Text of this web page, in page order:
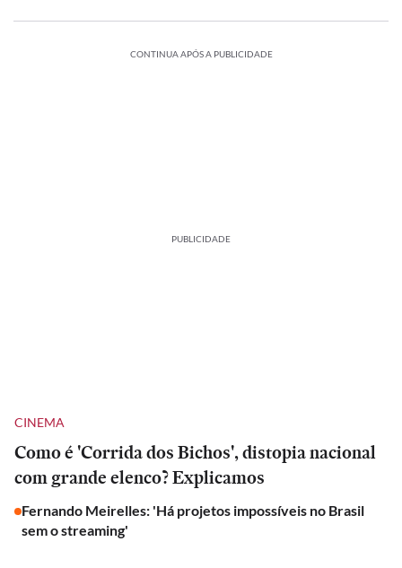
CONTINUA APÓS A PUBLICIDADE
PUBLICIDADE
CINEMA
Como é 'Corrida dos Bichos', distopia nacional
com grande elenco? Explicamos
Fernando Meirelles: 'Há projetos impossíveis no Brasil
sem o streaming'